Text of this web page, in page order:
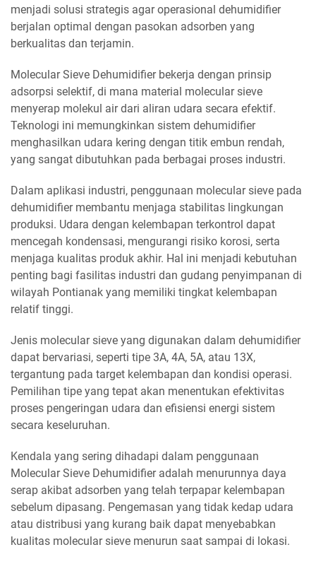
menjadi solusi strategis agar operasional dehumidifier
berjalan optimal dengan pasokan adsorben yang
berkualitas dan terjamin.
Molecular Sieve Dehumidifier bekerja dengan prinsip
adsorpsi selektif, di mana material molecular sieve
menyerap molekul air dari aliran udara secara efektif.
Teknologi ini memungkinkan sistem dehumidifier
menghasilkan udara kering dengan titik embun rendah,
yang sangat dibutuhkan pada berbagai proses industri.
Dalam aplikasi industri, penggunaan molecular sieve pada
dehumidifier membantu menjaga stabilitas lingkungan
produksi. Udara dengan kelembapan terkontrol dapat
mencegah kondensasi, mengurangi risiko korosi, serta
menjaga kualitas produk akhir. Hal ini menjadi kebutuhan
penting bagi fasilitas industri dan gudang penyimpanan di
wilayah Pontianak yang memiliki tingkat kelembapan
relatif tinggi.
Jenis molecular sieve yang digunakan dalam dehumidifier
dapat bervariasi, seperti tipe 3A, 4A, 5A, atau 13X,
tergantung pada target kelembapan dan kondisi operasi.
Pemilihan tipe yang tepat akan menentukan efektivitas
proses pengeringan udara dan efisiensi energi sistem
secara keseluruhan.
Kendala yang sering dihadapi dalam penggunaan
Molecular Sieve Dehumidifier adalah menurunnya daya
serap akibat adsorben yang telah terpapar kelembapan
sebelum dipasang. Pengemasan yang tidak kedap udara
atau distribusi yang kurang baik dapat menyebabkan
kualitas molecular sieve menurun saat sampai di lokasi.